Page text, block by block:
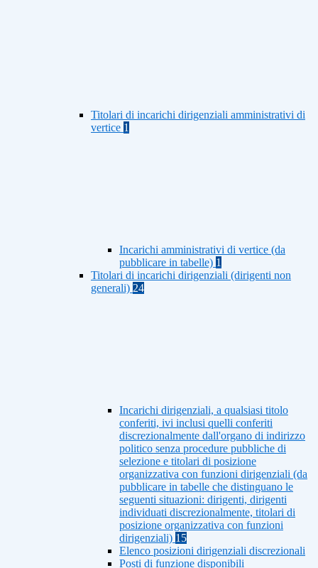
Titolari di incarichi dirigenziali amministrativi di
vertice 1
Incarichi amministrativi di vertice (da
pubblicare in tabelle) 1
Titolari di incarichi dirigenziali (dirigenti non
generali) 24
Incarichi dirigenziali, a qualsiasi titolo
conferiti, ivi inclusi quelli conferiti
discrezionalmente dall'organo di indirizzo
politico senza procedure pubbliche di
selezione e titolari di posizione
organizzativa con funzioni dirigenziali (da
pubblicare in tabelle che distinguano le
seguenti situazioni: dirigenti, dirigenti
individuati discrezionalmente, titolari di
posizione organizzativa con funzioni
dirigenziali) 15
Elenco posizioni dirigenziali discrezionali
Posti di funzione disponibili